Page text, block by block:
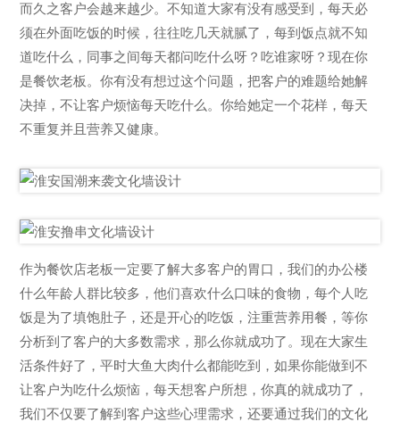
而久之客户会越来越少。不知道大家有没有感受到，每天必
须在外面吃饭的时候，往往吃几天就腻了，每到饭点就不知
道吃什么，同事之间每天都问吃什么呀？吃谁家呀？现在你
是餐饮老板。你有没有想过这个问题，把客户的难题给她解
决掉，不让客户烦恼每天吃什么。你给她定一个花样，每天
不重复并且营养又健康。
作为餐饮店老板一定要了解大多客户的胃口，我们的办公楼
什么年龄人群比较多，他们喜欢什么口味的食物，每个人吃
饭是为了填饱肚子，还是开心的吃饭，注重营养用餐，等你
分析到了客户的大多数需求，那么你就成功了。现在大家生
活条件好了，平时大鱼大肉什么都能吃到，如果你能做到不
让客户为吃什么烦恼，每天想客户所想，你真的就成功了，
我们不仅要了解到客户这些心理需求，还要通过我们的文化